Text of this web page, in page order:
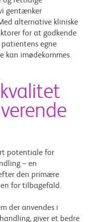
gentænker
alternative kliniske
for at godkende
egne
kan imødekommes.
potentiale for
– en
den primære
for tilbagefald.
der anvendes i
giver et bedre